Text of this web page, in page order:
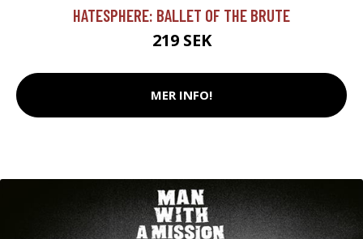
HATESPHERE: BALLET OF THE BRUTE
219 SEK
MER INFO!